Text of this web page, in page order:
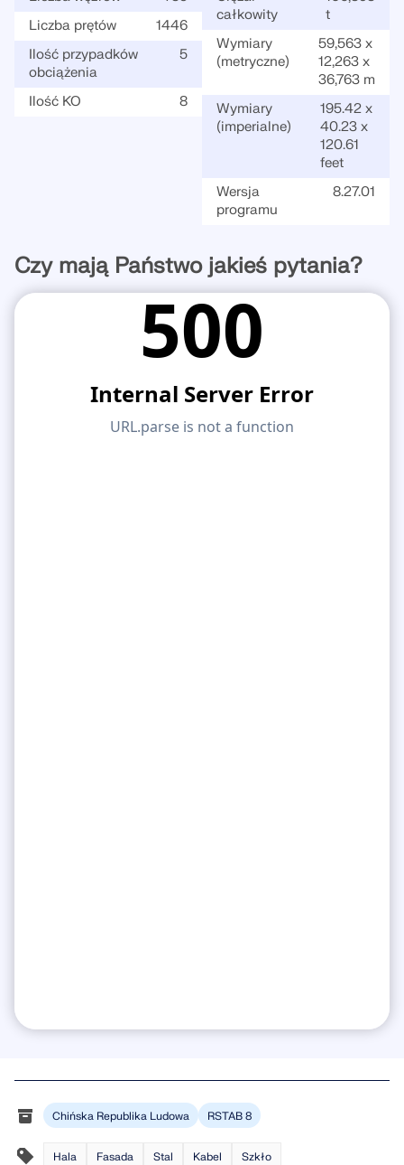
Liczba prętów
1446
Ilość przypadków
obciążenia
5
Ilość KO 8
całkowity
t
Wymiary
(metryczne)
59,563 x
12,263 x
36,763 m
Wymiary
(imperialne)
195.42 x
40.23 x
120.61
feet
Wersja
programu
8.27.01
Czy mają Państwo jakieś pytania?
Chińska Republika Ludowa RSTAB 8
Hala Fasada Stal Kabel Szkło